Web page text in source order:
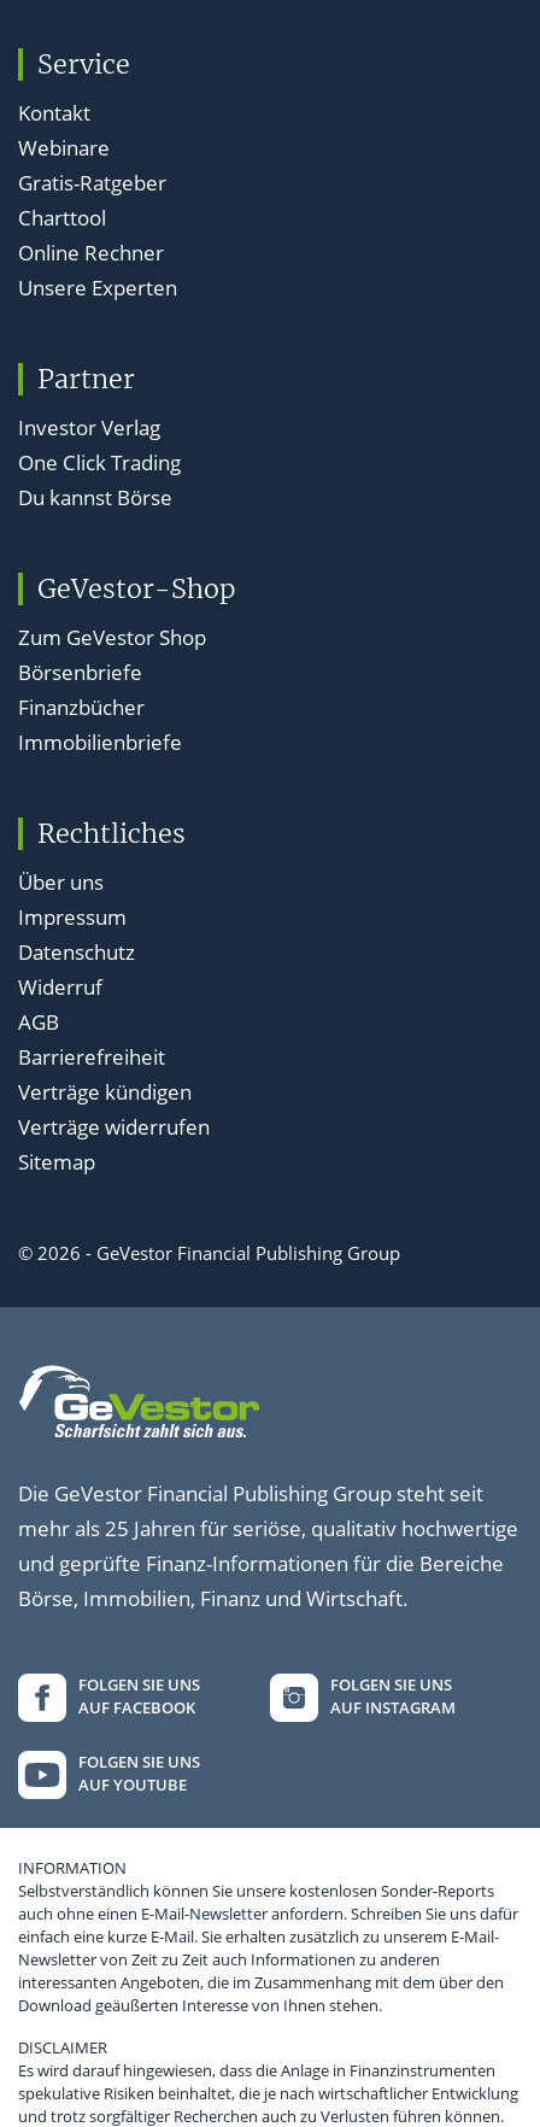
Service
Kontakt
Webinare
Gratis-Ratgeber
Charttool
Online Rechner
Unsere Experten
Partner
Investor Verlag
One Click Trading
Du kannst Börse
GeVestor-Shop
Zum GeVestor Shop
Börsenbriefe
Finanzbücher
Immobilienbriefe
Rechtliches
Über uns
Impressum
Datenschutz
Widerruf
AGB
Barrierefreiheit
Verträge kündigen
Verträge widerrufen
Sitemap
© 2026 - GeVestor Financial Publishing Group
Die GeVestor Financial Publishing Group steht seit
mehr als 25 Jahren für seriöse, qualitativ hochwertige
und geprüfte Finanz-Informationen für die Bereiche
Börse, Immobilien, Finanz und Wirtschaft.
FOLGEN SIE UNS
AUF FACEBOOK
FOLGEN SIE UNS
AUF INSTAGRAM
FOLGEN SIE UNS
AUF YOUTUBE
INFORMATION
Selbstverständlich können Sie unsere kostenlosen Sonder-Reports
auch ohne einen E-Mail-Newsletter anfordern. Schreiben Sie uns dafür
einfach eine kurze E-Mail. Sie erhalten zusätzlich zu unserem E-Mail-
Newsletter von Zeit zu Zeit auch Informationen zu anderen
interessanten Angeboten, die im Zusammenhang mit dem über den
Download geäußerten Interesse von Ihnen stehen.
DISCLAIMER
Es wird darauf hingewiesen, dass die Anlage in Finanzinstrumenten
spekulative Risiken beinhaltet, die je nach wirtschaftlicher Entwicklung
und trotz sorgfältiger Recherchen auch zu Verlusten führen können.